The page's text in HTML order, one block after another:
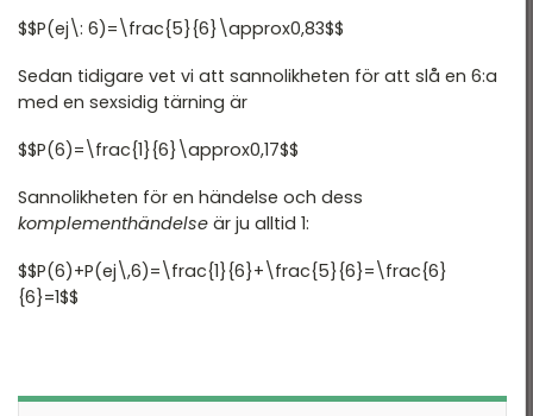
$$P(ej\: 6)=\frac{5}{6}\approx0,83$$
Sedan tidigare vet vi att sannolikheten för att slå en 6:a
med en sexsidig tärning är
$$P(6)=\frac{1}{6}\approx0,17$$
Sannolikheten för en händelse och dess
komplementhändelse är ju alltid 1:
$$P(6)+P(ej\,6)=\frac{1}{6}+\frac{5}{6}=\frac{6}
{6}=1$$